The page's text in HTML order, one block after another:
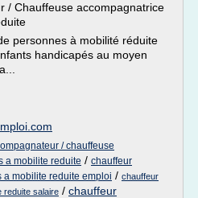
/ Chauffeuse accompagnatrice
personnes à mobilité réduite
handicapés au moyen
/ chauffeuse
a mobilite reduite / chauffeur
mobilite reduite emploi / chauffeur
reduite salaire / chauffeur